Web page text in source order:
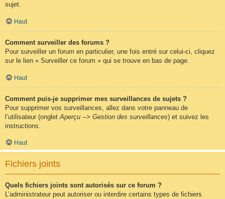
sujet.
Haut
Comment surveiller des forums ?
Pour surveiller un forum en particulier, une fois entré sur celui-ci, cliquez
sur le lien « Surveiller ce forum » qui se trouve en bas de page.
Haut
Comment puis-je supprimer mes surveillances de sujets ?
Pour supprimer vos surveillances, allez dans votre panneau de
l’utilisateur (onglet Aperçu --> Gestion des surveillances) et suivez les
instructions.
Haut
Fichiers joints
Quels fichiers joints sont autorisés sur ce forum ?
L’administrateur peut autoriser ou interdire certains types de fichiers